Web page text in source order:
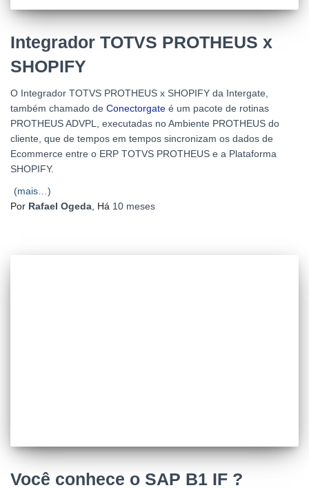
Integrador TOTVS PROTHEUS x
SHOPIFY
O Integrador TOTVS PROTHEUS x SHOPIFY da Intergate,
também chamado de Conectorgate é um pacote de rotinas
PROTHEUS ADVPL, executadas no Ambiente PROTHEUS do
cliente, que de tempos em tempos sincronizam os dados de
Ecommerce entre o ERP TOTVS PROTHEUS e a Plataforma
SHOPIFY.
(mais…)
Por Rafael Ogeda , Há 10 meses
Você conhece o SAP B1 IF ?